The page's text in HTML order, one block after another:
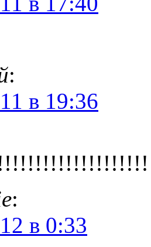
:
в 19:36
:
в 0:33